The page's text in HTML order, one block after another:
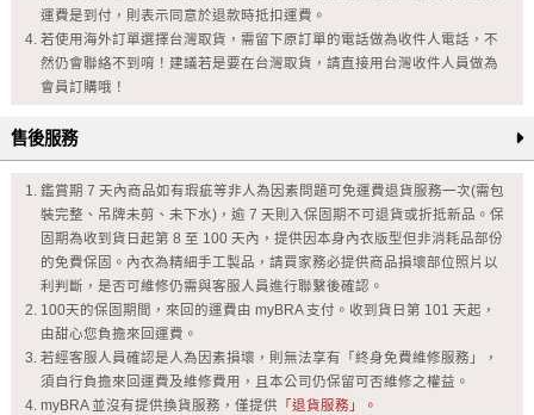
運費是到付，則表示同意於退款時抵扣運費。
若使用海外訂單選擇台灣取貨，需留下原訂單的電話做為收件人電話，不
然仍會聯絡不到唷！建議若是要在台灣取貨，請直接用台灣收件人員做為
會員訂購哦！
售後服務
鑑賞期 7 天內商品如有瑕疵等非人為因素問題可免運費退貨服務一次(需包
裝完整、吊牌未剪、未下水)，逾 7 天則入保固期不可退貨或折抵新品。保
固期為收到貨日起第 8 至 100 天內，提供因本身內衣版型但非消耗品部份
的免費保固。內衣為精細手工製品，請買家務必提供商品損壞部位照片以
利判斷，是否可維修仍需與客服人員進行聯繫後確認。
100天的保固期間，來回的運費由 myBRA 支付。收到貨日第 101 天起，
由甜心您負擔來回運費。
若經客服人員確認是人為因素損壞，則無法享有「終身免費維修服務」，
須自行負擔來回運費及維修費用，且本公司仍保留可否維修之權益。
myBRA 並沒有提供換貨服務，僅提供 「退貨服務」。